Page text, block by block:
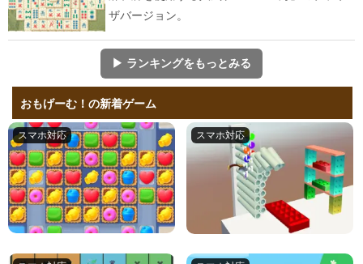
ザバージョン。
▶ ランキングをもっとみる
おもげーむ！の新着ゲーム